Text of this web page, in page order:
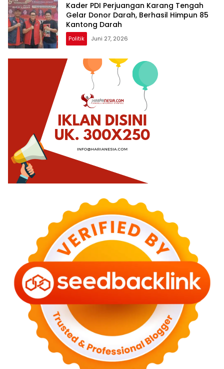
Kader PDI Perjuangan Karang Tengah
Gelar Donor Darah, Berhasil Himpun 85
Kantong Darah
Politik Juni 27, 2026